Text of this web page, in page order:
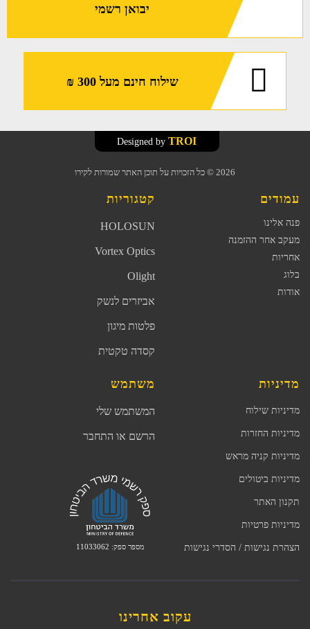
יבואן רשמי
שילוח חינם מעל 300 ₪
2026 © כל הזכויות על תוכן האתר שמורות לקירו
TROI
עמודים
פנה אלינו
מעקב אחר ההזמנה
אחריות
בלוג
אודות
קטגוריות
HOLOSUN
Vortex Optics
Olight
אביזרים לנשק
פלטות מיגון
קסדה טקטית
מדיניות
מדיניות שילוח
מדיניות החזרות
מדיניות קניה מראש
מדיניות ביטולים
תקנון האתר
מדיניות פרטיות
הצהרת נגישות / הסדרי נגישות
משתמש
המשתמש שלי
הרשם או התחבר
מספר ספק: 11033062
עקוב אחרינו